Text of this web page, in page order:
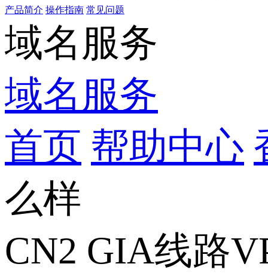
产品简介 操作指南 常见问题
域名服务
域名服务
首页 帮助中心
么样
CN2 GIA线路